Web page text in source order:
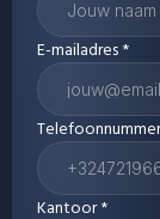
E-mailadres *
Kantoor *